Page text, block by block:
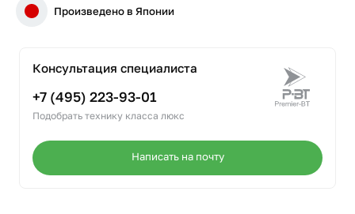
Произведено в Японии
Консультация специалиста
+7 (495) 223-93-01
Подобрать технику класса люкс
Написать на почту